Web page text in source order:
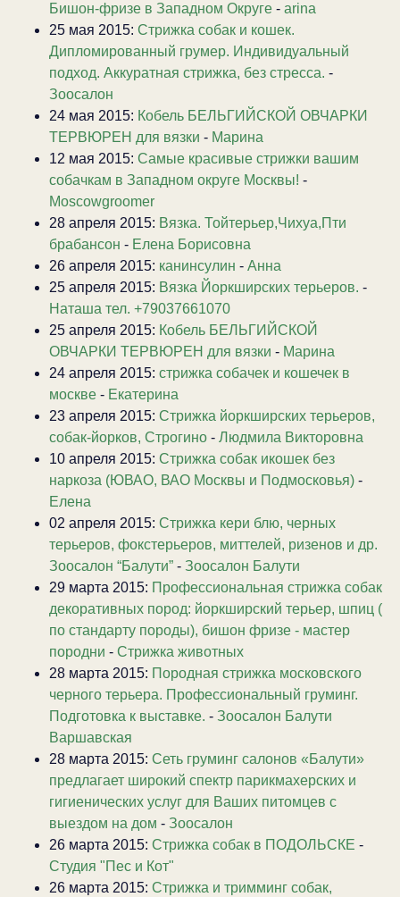
Бишон-фризе в Западном Округе - arina
25 мая 2015: Стрижка собак и кошек.
Дипломированный грумер. Индивидуальный
подход. Аккуратная стрижка, без стресса. -
Зоосалон
24 мая 2015: Кобель БЕЛЬГИЙСКОЙ ОВЧАРКИ
ТЕРВЮРЕН для вязки - Марина
12 мая 2015: Самые красивые стрижки вашим
собачкам в Западном округе Москвы! -
Moscowgroomer
28 апреля 2015: Вязка. Тойтерьер,Чихуа,Пти
брабансон - Елена Борисовна
26 апреля 2015: канинсулин - Анна
25 апреля 2015: Вязка Йоркширских терьеров. -
Наташа тел. +79037661070
25 апреля 2015: Кобель БЕЛЬГИЙСКОЙ
ОВЧАРКИ ТЕРВЮРЕН для вязки - Марина
24 апреля 2015: стрижка собачек и кошечек в
москве - Екатерина
23 апреля 2015: Стрижка йоркширских терьеров,
собак-йорков, Строгино - Людмила Викторовна
10 апреля 2015: Стрижка собак икошек без
наркоза (ЮВАО, ВАО Москвы и Подмосковья) -
Елена
02 апреля 2015: Стрижка кери блю, черных
терьеров, фокстерьеров, миттелей, ризенов и др.
Зоосалон “Балути” - Зоосалон Балути
29 марта 2015: Профессиональная стрижка собак
декоративных пород: йоркширский терьер, шпиц (
по стандарту породы), бишон фризе - мастер
породни - Стрижка животных
28 марта 2015: Породная стрижка московского
черного терьера. Профессиональный груминг.
Подготовка к выставке. - Зоосалон Балути
Варшавская
28 марта 2015: Сеть груминг салонов «Балути»
предлагает широкий спектр парикмахерских и
гигиенических услуг для Ваших питомцев с
выездом на дом - Зоосалон
26 марта 2015: Стрижка собак в ПОДОЛЬСКЕ -
Студия "Пес и Кот"
26 марта 2015: Стрижка и тримминг собак,